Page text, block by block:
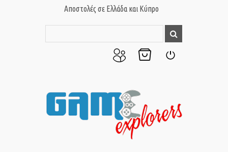
Αποστολές σε Ελλάδα και Κύπρο
μου